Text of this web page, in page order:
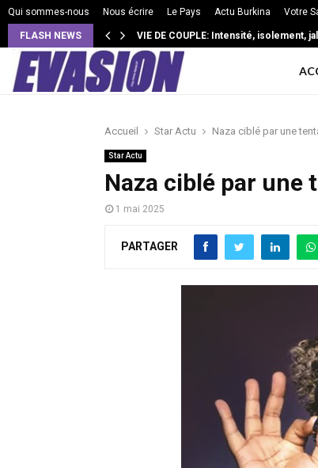
Qui sommes-nous Nous écrire Le Pays Actu Burkina Votre
FLASH NEWS SANTE: Le persil, la plante qui purifie
Accueil Star Actu Naza ciblé par une
Star Actu
Naza ciblé par une
1 mai 2025
PARTAGER